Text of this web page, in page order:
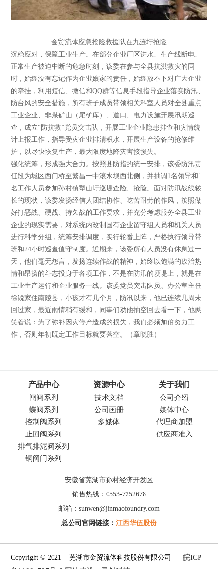
金贸流体应急抢险救援队在九连圩抢险
沉稳应对，保障工业生产。在部分企业厂区进水、生产线断电、
正常生产被迫中断的危急时刻，该委在参与全县抗洪救灾的同
时，始终没有忘记作为企业娘家的责任，始终放不下对广大企业
的牵挂，利用短信、微信和QQ群等信息手段指导企业落实防汛、
防台风的安全措施，所有班子成员带领相关科室人员对全县重点
工业企业、非煤矿山（尾矿库）、道口、电力设施开展汛期巡
查，成立“防抗救”党员突击队，开展工业企业隐患排查和灾情统
计上报工作，指导受灾企业排清积水，开展生产设备的抢修维
护，以尽快恢复生产，最大限度地降灾害接损失。
强化统筹，形成强大合力。按照县防指的统一安排，该委防汛责
任段为城区西门桥至繁昌一中滚水坝西北侧，并抽调1名领导和1
名工作人员参加孙村镇犁山圩巡堤查险、抢险。面对防汛战线较
长的现状，该委发扬经信人团结协作、吃苦耐劳的作风，按照做
好打恶战、硬战、持久战的工作要求，并充分考虑服务全县工业
企业的现实需要，对系统内改制国有企业留守组人员和机关人员
进行科学分组，统筹安排调度，实行轮番上阵，严格执行领导带
班和24小时巡查值守制度。近期来，该委所有人员没有休息过一
天，他们毫无怨言，发扬连续作战的精神，始终以饱满的政治热
情和昂扬的斗志投身于各项工作，不是在防汛的埂堤上，就是在
工业生产运行和企业服务一线。该委党员突击队员、办公室主任
徐锐家住南陵县，小孩才有几个月，防汛以来，他已连续几周未
回过家，最近雨情稍有缓和，同事们劝他抽空回去看一下，他憨
笑着说：为了弥补因灾停产造成的损失，我们必须加倍努力工
作，否则年初既定工作目标就要落空。（章晓胜）
产品中心
闸阀系列
蝶阀系列
控制阀系列
止回阀系列
排气排泥阀系列
铜阀门系列
资源中心
技术文档
公司画册
多媒体
关于我们
公司介绍
媒体中心
代理商加盟
供应商准入
安徽省芜湖市孙村经济开发区
销售热线：0553-7252678
邮箱：sunwen@jinmaofoundry.com
总公司官网链接： 江西华伍股份
Copyright © 2021 芜湖市金贸流体科技股份有限公司皖ICP